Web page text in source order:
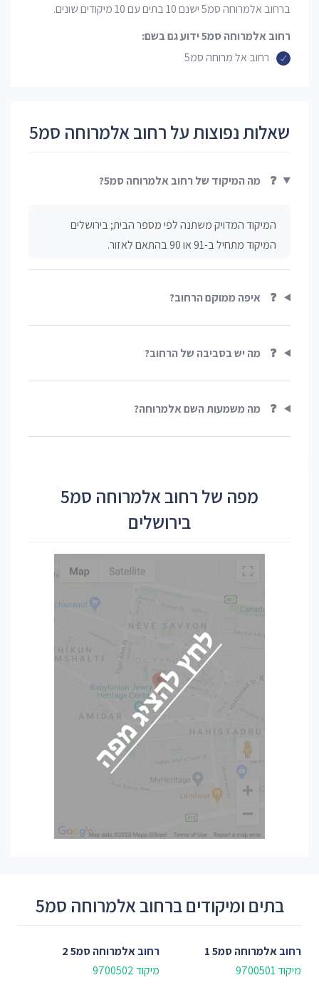
ברחוב אלמרוחה סמ5 ישנם 10 בתים עם 10 מיקודים שונים.
רחוב אלמרוחה סמ5 ידוע גם בשם:
רחוב אל מרוחה סמ5
שאלות נפוצות על רחוב אלמרוחה סמ5
❓ מה המיקוד של רחוב אלמרוחה סמ5?
המיקוד המדויק משתנה לפי מספר הבית; בירושלים
המיקוד מתחיל ב-91 או 90 בהתאם לאזור.
❓ איפה ממוקם הרחוב?
❓ מה יש בסביבה של הרחוב?
❓ מה משמעות השם אלמרוחה?
מפה של רחוב אלמרוחה סמ5
בירושלים
בתים ומיקודים ברחוב אלמרוחה סמ5
רחובאלמרוחה סמ5 1
מיקוד 9700501
רחובאלמרוחה סמ5 2
מיקוד 9700502